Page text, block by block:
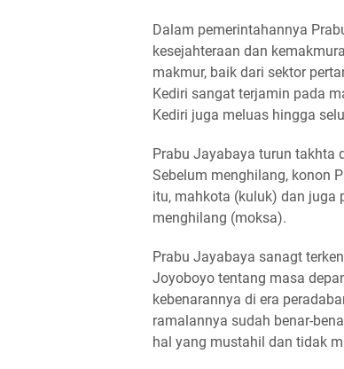
Dalam pemerintahannya
kesejahteraan dan
makmur, baik dari sektor
Kediri sangat terjamin pada
Kediri juga meluas hingga
Prabu Jayabaya turun takhta
Sebelum menghilang, konon
itu, mahkota (kuluk) dan juga
menghilang (moksa).
Prabu Jayabaya sanagt
Joyoboyo tentang masa
kebenarannya di era
ramalannya sudah benar-
hal yang mustahil dan tidak